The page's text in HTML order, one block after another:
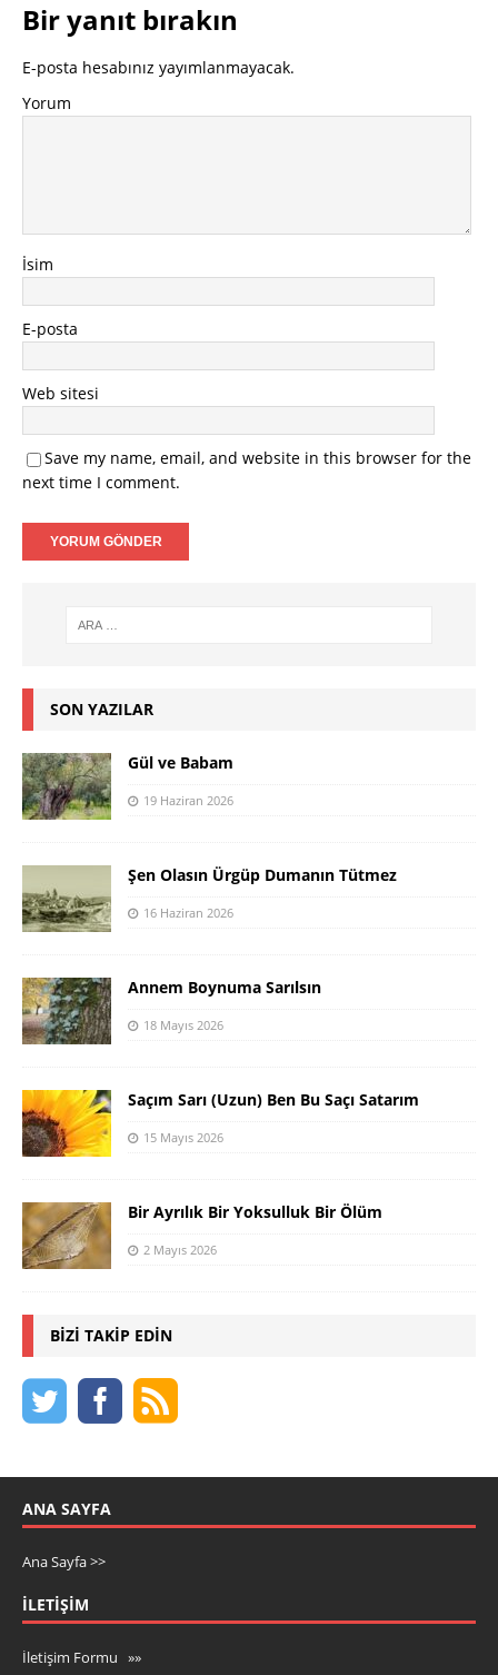
Bir yanıt bırakın
E-posta hesabınız yayımlanmayacak.
Yorum
İsim
E-posta
Web sitesi
Save my name, email, and website in this browser for the
next time I comment.
SON YAZILAR
Gül ve Babam
19 Haziran 2026
Şen Olasın Ürgüp Dumanın Tütmez
16 Haziran 2026
Annem Boynuma Sarılsın
18 Mayıs 2026
Saçım Sarı (Uzun) Ben Bu Saçı Satarım
15 Mayıs 2026
Bir Ayrılık Bir Yoksulluk Bir Ölüm
2 Mayıs 2026
BIZI TAKIP EDIN
ANA SAYFA
Ana Sayfa >>
İLETIŞIM
İletişim Formu »»